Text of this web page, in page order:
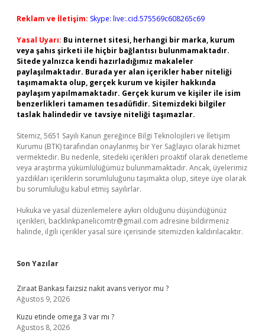
Reklam ve İletişim: Skype: live:.cid.575569c608265c69
Yasal Uyarı: Bu internet sitesi, herhangi bir marka, kurum
veya şahıs şirketi ile hiçbir bağlantısı bulunmamaktadır.
Sitede yalnızca kendi hazırladığımız makaleler
paylaşılmaktadır. Burada yer alan içerikler haber niteliği
taşımamakta olup, gerçek kurum ve kişiler hakkında
paylaşım yapılmamaktadır. Gerçek kurum ve kişiler ile isim
benzerlikleri tamamen tesadüfidir. Sitemizdeki bilgiler
taslak halindedir ve tavsiye niteliği taşımazlar.
Sitemiz, 5651 Sayılı Kanun gereğince Bilgi Teknolojileri ve İletişim
Kurumu (BTK) tarafından onaylanmış bir Yer Sağlayıcı olarak hizmet
vermektedir. Bu nedenle, sitedeki içerikleri proaktif olarak denetleme
veya araştırma yükümlülüğümüz bulunmamaktadır. Ancak, üyelerimiz
yazdıkları içeriklerin sorumluluğunu taşımakta olup, siteye üye olarak
bu sorumluluğu kabul etmiş sayılırlar.
Hukuka ve yasal düzenlemelere aykırı olduğunu düşündüğünüz
içerikleri, backlinkpanelicomtr@gmail.com adresine bildirmeniz
halinde, ilgili içerikler yasal süre içerisinde sitemizden kaldırılacaktır.
Son Yazılar
Ziraat Bankası faizsiz nakit avans veriyor mu ?
Ağustos 9, 2026
Kuzu etinde omega 3 var mı ?
Ağustos 8, 2026